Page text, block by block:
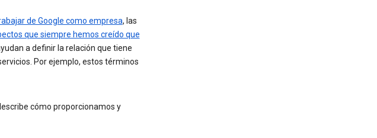
de Google como empresa, las
que siempre hemos creído que
a definir la relación que tiene
Por ejemplo, estos términos
cómo proporcionamos y